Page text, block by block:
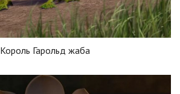
Король Гарольд жаба